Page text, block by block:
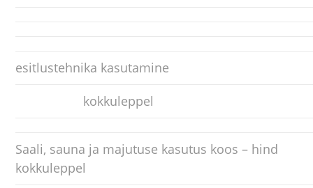
esitlustehnika kasutamine
kokkuleppel
Saali, sauna ja majutuse kasutus koos – hind
kokkuleppel